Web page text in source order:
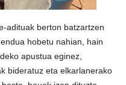
adituak berton batzartzen
hobetu nahian, hain
apustua eginez,
bideratuz eta elkarlanerako